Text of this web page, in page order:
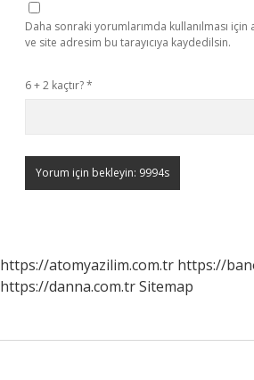
Daha sonraki yorumlarımda kullanılması
ve site adresim bu tarayıcıya kaydedilsin.
6 + 2 kaçtır?*
https://atomyazilim.com.tr https://
https://danna.com.trSitemap